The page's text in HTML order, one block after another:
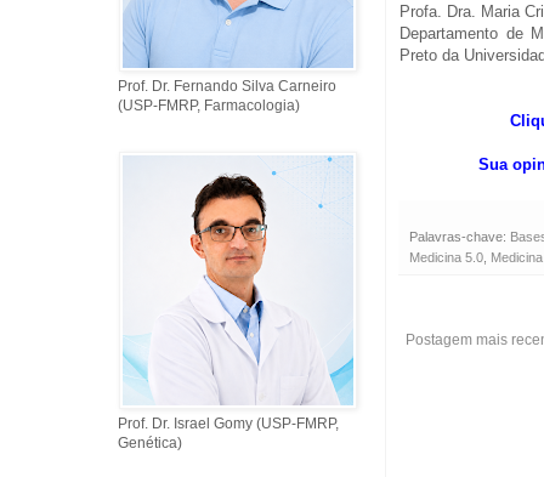
Profa. Dra. Maria
Departamento de
Preto da
Sua
Palavras-chave:
Medicina 5.0
Postagem mais
Prof. Dr. Fernando Silva Carneiro
(USP-FMRP, Farmacologia)
Prof. Dr. Israel Gomy (USP-FMRP,
Genética)